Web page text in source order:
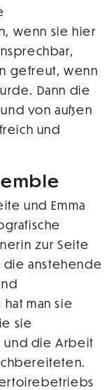
wenn sie hier
gefreut, wenn
Dann die
von außen
und
und Emma
zur Seite
die anstehende
man sie
sie
und die Arbeit